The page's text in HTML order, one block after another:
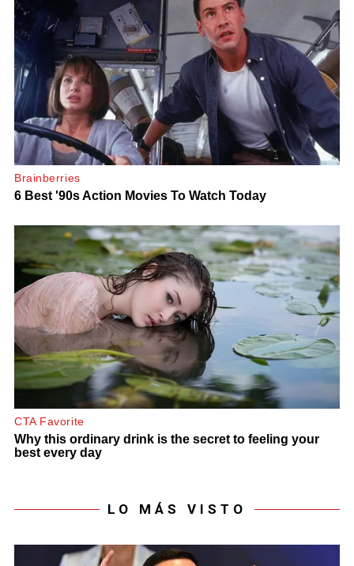
LO MÁS VISTO